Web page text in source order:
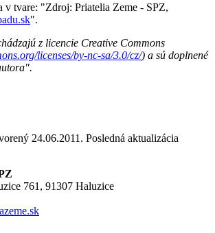
v tvare: "Zdroj: Priatelia Zeme - SPZ,
".
z licencie Creative Commons
licenses/by-nc-sa/3.0/cz/) a sú doplnené
24.06.2011. Posledná aktualizácia
761, 91307 Haluzice